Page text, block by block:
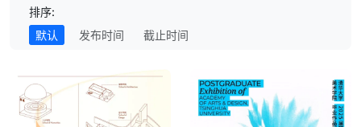
排序:
默认
发布时间 截止时间